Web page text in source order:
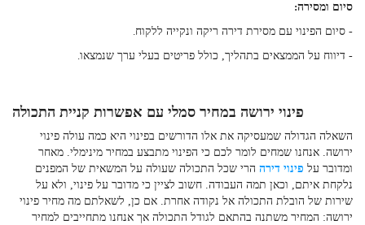
סיום ומסירה:
- סיום הפינוי עם מסירת דירה ריקה ונקייה ללקוח.
- דיווח על הממצאים בתהליך, כולל פריטים בעלי ערך שנמצאו.
פינוי ירושה במחיר סמלי עם אפשרות קניית התכולה
השאלה הגדולה שמעסיקה את אלו הדורשים בפינוי היא כמה עולה פינוי
ירושה. אנחנו שמחים לומר לכם כי הפינוי מתבצע במחיר מינימלי. מאחר
ומדובר על פינוי דירה הרי שכל התכולה שעולה על המשאית של המפנים
נלקחת איתם, וכאן תמה העבודה. חשוב לציין כי מדובר על פינוי, ולא על
שירות של הובלת התכולה אל נקודה אחרת. אם כן, לשאלתם מה מחיר פינוי
ירושה: המחיר משתנה בהתאם לגודל התכולה אך אנחנו מתחייבים למחיר